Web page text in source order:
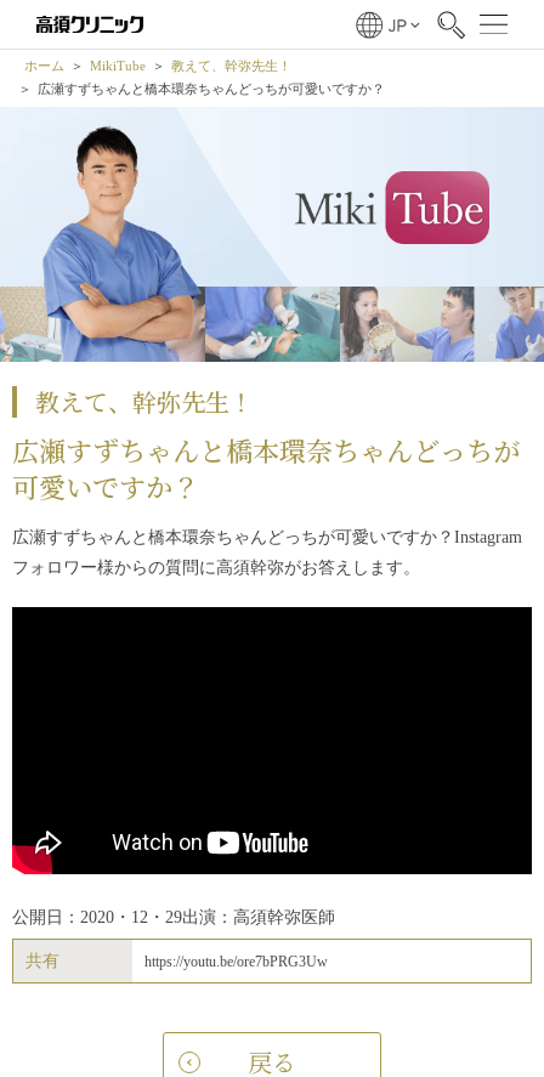
ホーム MikiTube
教えて、幹弥先生！
広瀬すずちゃんと橋本環奈ちゃんどっちが可愛いですか？
教えて、幹弥先生！
広瀬すずちゃんと橋本環奈ちゃんどっちが
可愛いですか？
広瀬すずちゃんと橋本環奈ちゃんどっちが可愛いですか？Instagram
フォロワー様からの質問に高須幹弥がお答えします。
公開日：2020・12・29出演：高須幹弥医師
共有 https://youtu.be/ore7bPRG3Uw
戻る